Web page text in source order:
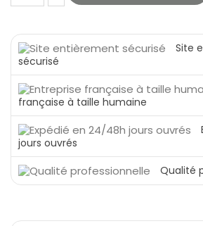
Site
sécurisé
française à taille humaine
jours ouvrés
Qualité